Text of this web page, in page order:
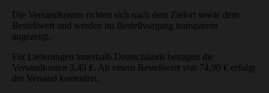
Die Versandkosten richten sich nach dem Zielort sowie dem
Bestellwert und werden im Bestellvorgang transparent
angezeigt.
Für Lieferungen innerhalb Deutschlands betragen die
Versandkosten 3,49 €. Ab einem Bestellwert von 74,90 € erfolgt
der Versand kostenfrei.